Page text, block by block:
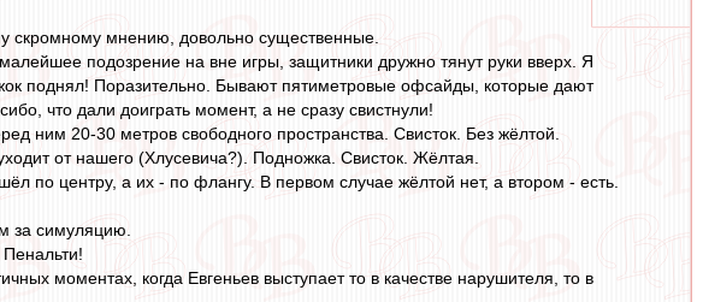
скромному мнению, довольно существенные.
подозрение на вне игры, защитники дружно тянут руки вверх. Я
поднял! Поразительно. Бывают пятиметровые офсайды, которые дают
что дали доиграть момент, а не сразу свистнули!
ним 20-30 метров свободного пространства. Свисток. Без жёлтой.
от нашего (Хлусевича?). Подножка. Свисток. Жёлтая.
центру, а их - по флангу. В первом случае жёлтой нет, а втором - есть.
за симуляцию.
моментах, когда Евгеньев выступает то в качестве нарушителя, то в